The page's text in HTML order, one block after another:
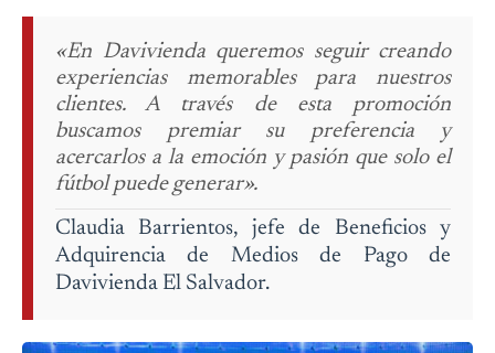
«En Davivienda queremos seguir creando
experiencias memorables para nuestros
clientes. A través de esta promoción
buscamos premiar su preferencia y
acercarlos a la emoción y pasión que solo el
fútbol puede generar».
Claudia Barrientos, jefe de Beneficios y
Adquirencia de Medios de Pago de
Davivienda El Salvador.